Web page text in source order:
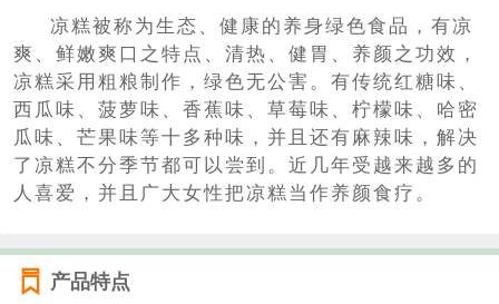
凉糕被称为生态、健康的养身绿色食品，有凉
爽、鲜嫩爽口之特点、清热、健胃、养颜之功效，
凉糕采用粗粮制作，绿色无公害。有传统红糖味、
西瓜味、菠萝味、香蕉味、草莓味、柠檬味、哈密
瓜味、芒果味等十多种味，并且还有麻辣味，解决
了凉糕不分季节都可以尝到。近几年受越来越多的
人喜爱，并且广大女性把凉糕当作养颜食疗。
产品特点